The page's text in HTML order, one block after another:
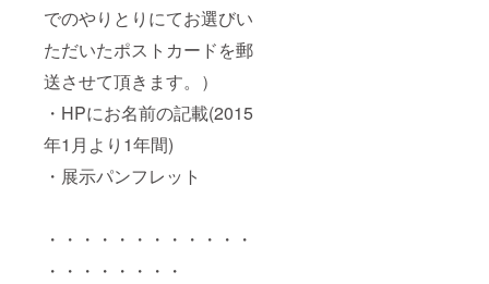
でのやりとりにてお選びい
ただいたポストカードを郵
送させて頂きます。）
・HPにお名前の記載(2015
年1月より1年間)
・展示パンフレット
・・・・・・・・・・・・
・・・・・・・・